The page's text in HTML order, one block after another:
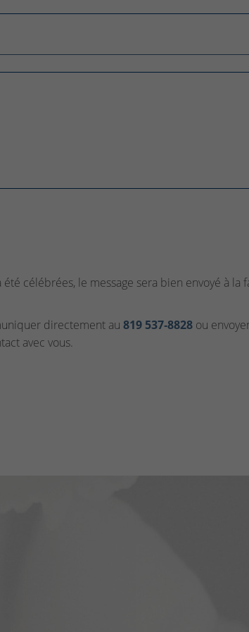
célébrées, le message sera bien envoyé à la
directement au 819 537‑8828ou
avec vous.